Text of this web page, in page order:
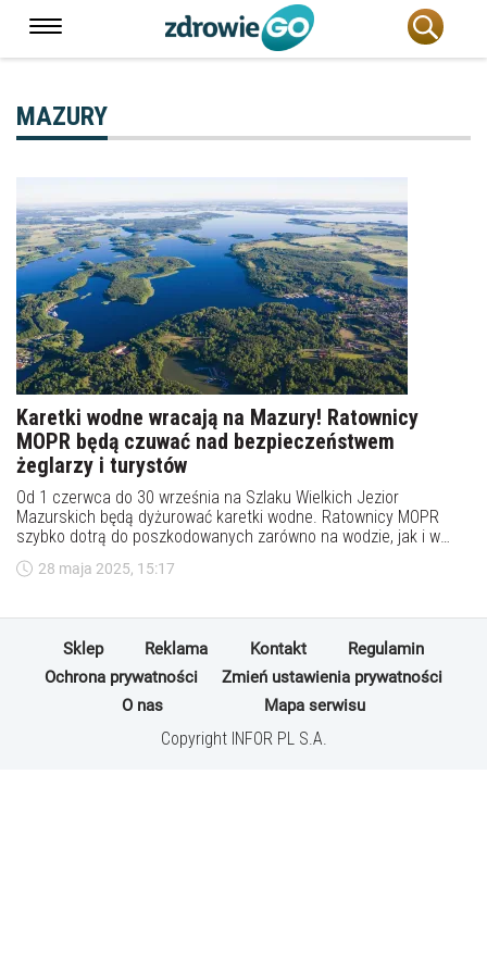
MAZURY
Karetki wodne wracają na Mazury! Ratownicy
MOPR będą czuwać nad bezpieczeństwem
żeglarzy i turystów
Od 1 czerwca do 30 września na Szlaku Wielkich Jezior
Mazurskich będą dyżurować karetki wodne. Ratownicy MOPR
szybko dotrą do poszkodowanych zarówno na wodzie, jak i w
trudno dostępnych miejscowościach.
28 maja 2025, 15:17
Sklep Reklama Kontakt
Regulamin
Ochrona prywatności
Zmień ustawienia prywatności
O nas
Mapa serwisu
Copyright INFOR PL S.A.